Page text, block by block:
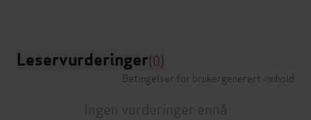
Leservurderinger(0)
Betingelser for brukergenerert innhold
Ingen vurderinger ennå